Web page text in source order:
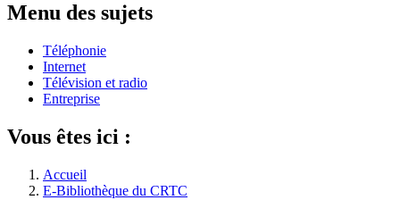
Menu des sujets
Téléphonie
Internet
Télévision et radio
Entreprise
Vous êtes ici :
Accueil
E-Bibliothèque du CRTC